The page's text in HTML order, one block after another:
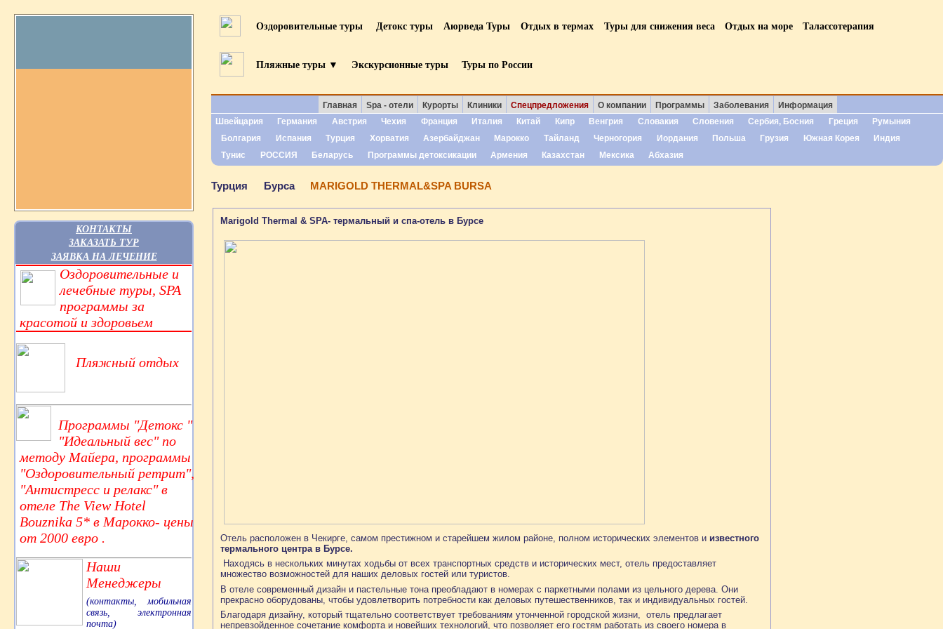
КОНТАКТЫ
ЗАКАЗАТЬ ТУР
ЗАЯВКА НА ЛЕЧЕНИЕ
Оздоровительные и
лечебные туры, SPA
программы за
красотой и здоровьем
Пляжный отдых
Программы "Детокс "
"Идеальный вес" по
методу Майера, программы
"Оздоровительный ретрит",
"Антистресс и релакс" в
отеле The View Hotel
Bouznika 5* в Марокко- цены
от 2000 евро .
Наши
Менеджеры
(контакты, мобильная
связь, электронная
почта)
Оздоровительные туры Детокс туры Аюрведа Туры Отдых в термах Туры для снижения веса Отдых на море Талассотерапия
Пляжные туры ▼ Экскурсионные туры Туры по России
Главная Spa - отели Курорты Клиники Спецпредложения О компании Программы Заболевания
Информация
Швейцария
Германия Австрия Чехия Франция Италия Китай Кипр Венгрия Словакия Словения Сербия, Босния Греция
Румыния
Болгария
Испания Турция Хорватия Азербайджан Марокко Тайланд Черногория Иордания Польша Грузия Южная Корея
Индия
Тунис
РОССИЯ Беларусь Программы детоксикации Армения Казахстан Мексика Абхазия
Турция Бурса MARIGOLD THERMAL&SPA BURSA
Marigold Thermal & SPA- термальный и спа-отель в Бурсе
Отель расположен в Чекирге, самом престижном и старейшем жилом районе, полном исторических элементов и известного
термального центра в Бурсе.
Находясь в нескольких минутах ходьбы от всех транспортных средств и исторических мест, отель предоставляет
множество возможностей для наших деловых гостей или туристов.
В отеле современный дизайн и пастельные тона преобладают в номерах с паркетными полами из цельного дерева. Они
прекрасно оборудованы, чтобы удовлетворить потребности как деловых путешественников, так и индивидуальных гостей.
Благодаря дизайну, который тщательно соответствует требованиям утонченной городской жизни, отель предлагает
непревзойденное сочетание комфорта и новейших технологий, что позволяет его гостям работать из своего номера в